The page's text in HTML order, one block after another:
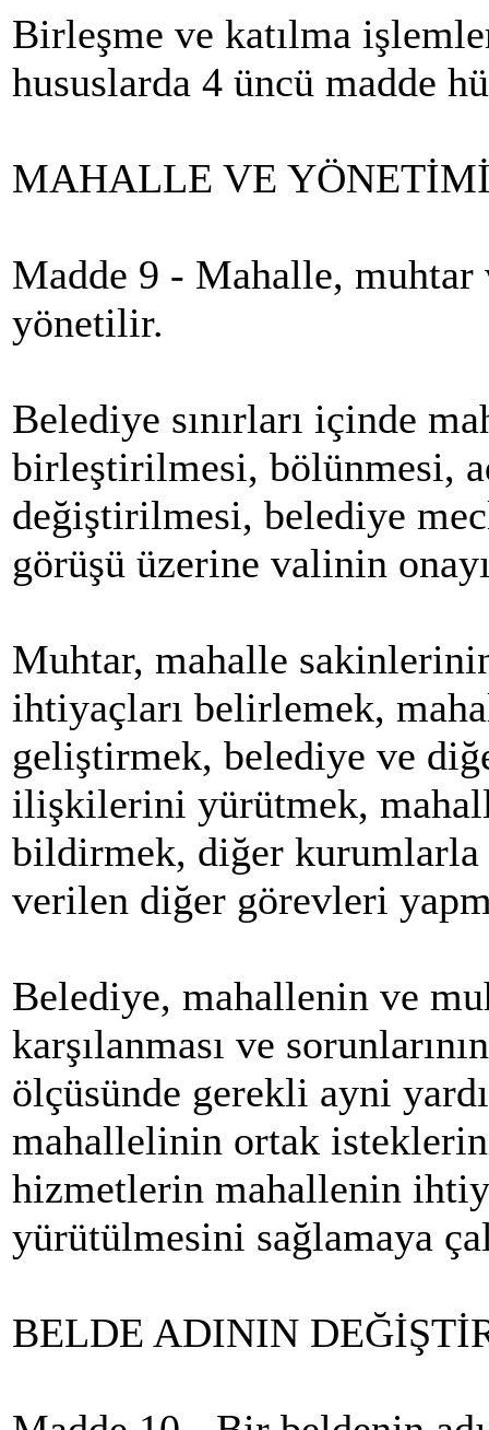
Birleşme ve katılma
hususlarda 4 üncü madde
MAHALLE VE
Madde 9 - Mahalle,
yönetilir.
Belediye sınırları içinde
birleştirilmesi, bölünmesi,
değiştirilmesi, belediye
görüşü üzerine valinin
Muhtar, mahalle
ihtiyaçları belirlemek,
geliştirmek, belediye ve
ilişkilerini yürütmek,
bildirmek, diğer
verilen diğer görevleri
Belediye, mahallenin ve
karşılanması ve
ölçüsünde gerekli ayni
mahallelinin ortak
hizmetlerin mahallenin
yürütülmesini sağlamaya
BELDE ADININ